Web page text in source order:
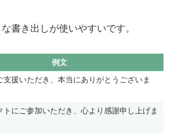
書き出しが使いやすいです。
例文
支援いただき、本当にありがとうございま
トにご参加いただき、心より感謝申し上げま